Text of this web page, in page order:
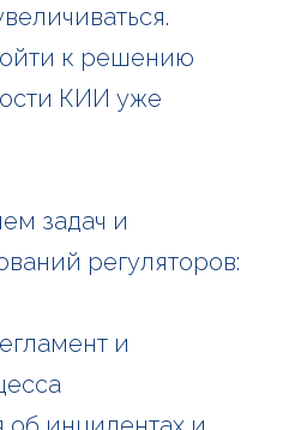
к решению
КИИ уже
задач и
регуляторов:
и